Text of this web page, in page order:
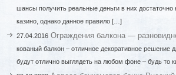
шансы получить реальные деньги в них
казино, однако данное правило […]
27.04.2016 Ограждения балкона —
кованый балкон – отличное декоративное решение
будут отлично выглядеть на любом фоне – будь то